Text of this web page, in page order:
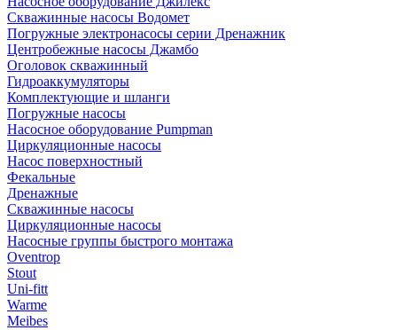
Скважинные насосы Водомет
Погружные электронасосы серии Дренажник
Центробежные насосы Джамбо
Оголовок скважинный
Гидроаккумуляторы
Комплектующие и шланги
Погружные насосы
Насосное оборудование Pumpman
Циркуляционные насосы
Насос поверхностный
Фекальные
Дренажные
Скважинные насосы
Циркуляционные насосы
Насосные группы быстрого монтажа
Oventrop
Stout
Uni-fitt
Warme
Meibes